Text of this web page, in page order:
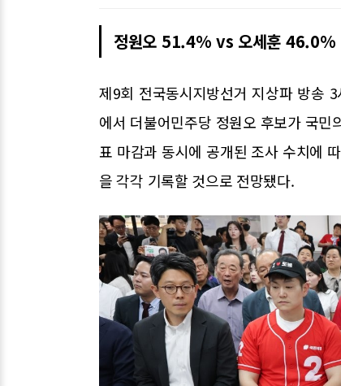
정원오 51.4% vs 오세훈 46.0%
제9회 전국동시지방선거 지상파 방송
에서 더불어민주당 정원오 후보가 국
표 마감과 동시에 공개된 조사 수치에
을 각각 기록할 것으로 전망됐다.